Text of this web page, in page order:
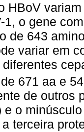
HBoV
1, o gene
de 643
variar em
671 aa e
de outros
e o
terceira